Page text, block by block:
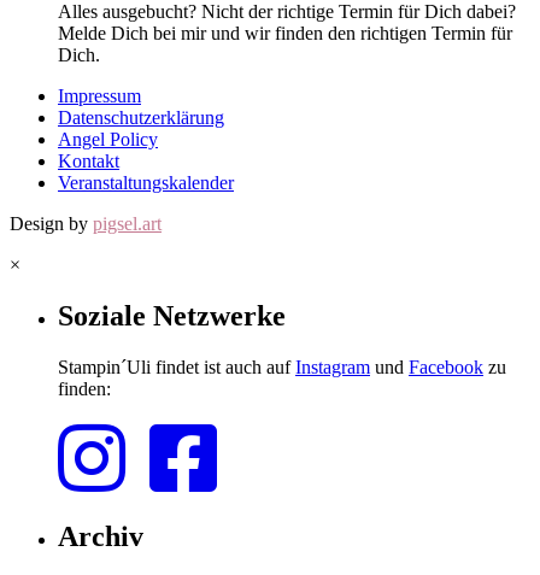
Alles ausgebucht? Nicht der richtige Termin für Dich dabei?
Melde Dich bei mir und wir finden den richtigen Termin für
Dich.
Impressum
Datenschutzerklärung
Angel Policy
Kontakt
Veranstaltungskalender
Design by pigsel.art
×
Soziale Netzwerke
Stampin´Uli findet ist auch aufInstagram und Facebook zu
finden:
Archiv